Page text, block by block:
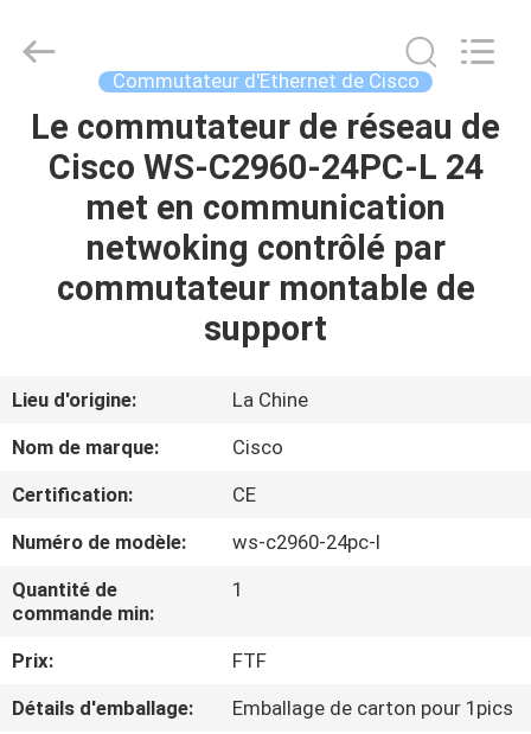
MAISON
PRODUITS
À
DE
NOUS
VISITE
DE
L'USINE
Equipment
Reserved.
Commutateur d'Ethernet de Cisco
Le commutateur de réseau de
Cisco WS-C2960-24PC-L 24
met en communication
netwoking contrôlé par
commutateur montable de
support
Lieu d'origine:
La Chine
Nom de marque:
Cisco
Certification:
CE
Numéro de modèle:
ws-c2960-24pc-l
Quantité de
commande min:
1
Prix:
FTF
Détails d'emballage:
Emballage de carton pour 1pics